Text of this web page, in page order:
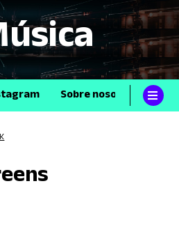
Sobre nosotros